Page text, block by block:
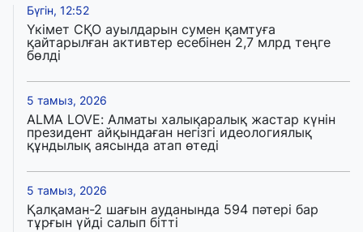
Бүгін, 12:52
Үкімет СҚО ауылдарын сумен қамтуға
қайтарылған активтер есебінен 2,7 млрд теңге
бөлді
5 тамыз, 2026
ALMA LOVE: Алматы халықаралық жастар күнін
президент айқындаған негізгі идеологиялық
құндылық аясында атап өтеді
5 тамыз, 2026
Қалқаман-2 шағын ауданында 594 пәтері бар
тұрғын үйді салып бітті